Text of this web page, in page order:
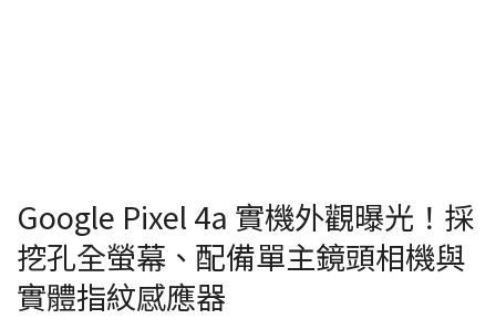
Google Pixel 4a 實機外觀曝光！採
挖孔全螢幕、配備單主鏡頭相機與
實體指紋感應器